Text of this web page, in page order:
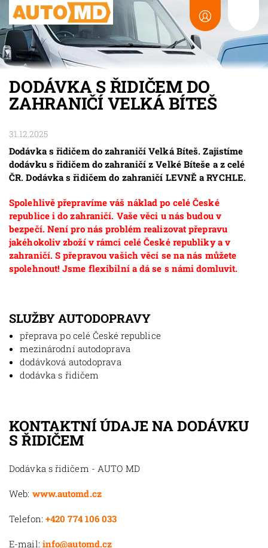
DODÁVKA S ŘIDIČEM DO
ZAHRANIČÍ VELKÁ BÍTEŠ
31.12.2025
Dodávka s řidičem do zahraničí Velká Bíteš. Zajistíme
dodávku s řidičem do zahraničí z Velké Bíteše a z celé
ČR. Dodávka s řidičem do zahraničí LEVNĚ a RYCHLE.
Spolehlivě přepravíme váš náklad po celé České
republice i do zahraničí. Vaše věci u nás budou v
bezpečí. Není pro nás problém realizovat přepravu
jakéhokoliv zboží v rámci celé České republiky a v
zahraničí. S přepravou vašich věcí se na nás můžete
spolehnout! Jsme flexibilní a dá se s námi domluvit.
SLUŽBY AUTODOPRAVY
přeprava po celé České republice
mezinárodní autodoprava
dodávková autodoprava
dodávka s řidičem
KONTAKTNÍ ÚDAJE NA DODÁVKU
S ŘIDIČEM
Dodávka s řidičem - AUTO MD
Web: www.automd.cz
Telefon: +420 774 106 033
E-mail: info@automd.cz